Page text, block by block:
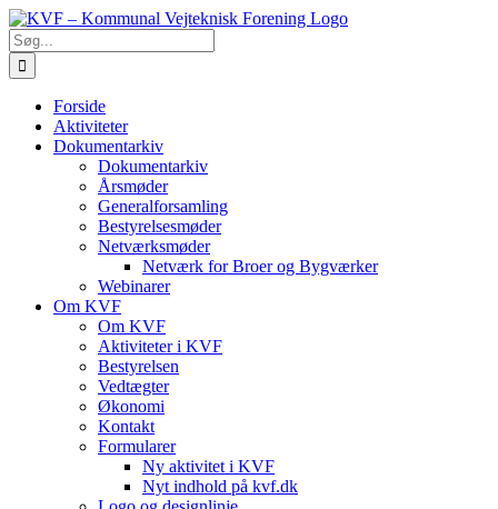
Skip
to
content
Søg
efter:
Forside
Aktiviteter
Dokumentarkiv
Dokumentarkiv
Årsmøder
Generalforsamling
Bestyrelsesmøder
Netværksmøder
Netværk for Broer og Bygværker
Webinarer
Om KVF
Om KVF
Aktiviteter i KVF
Bestyrelsen
Vedtægter
Økonomi
Kontakt
Formularer
Ny aktivitet i KVF
Nyt indhold på kvf.dk